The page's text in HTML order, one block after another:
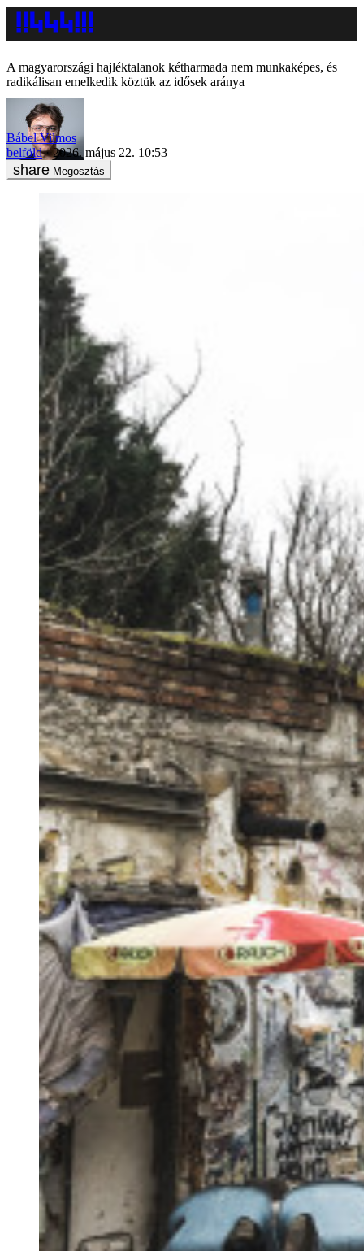
A magyarországi hajléktalanok kétharmada nem munkaképes, és
radikálisan emelkedik köztük az idősek aránya
Bábel Vilmos
belföld
2026. május 22. 10:53
Megosztás